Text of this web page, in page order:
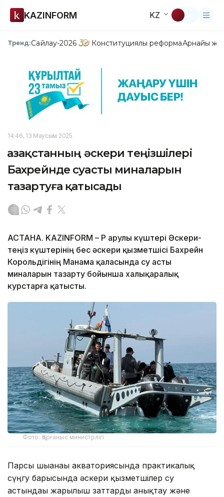
KAZINFORM KZ
Тренд:Сайлау-2026 Конституциялық реформаАрнайы
14:46, 13 Маусым 2025
Қазақстанның әскери теңізшілері
Бахрейнде суасты миналарын
тазартуға қатысады
АСТАНА. KAZINFORM – ҚР Қарулы күштері Әскери-
теңіз күштерінің бес әскери қызметшісі Бахрейн
Корольдігінің Манама қаласында су асты
миналарын тазарту бойынша халықаралық
курстарға қатысты.
Фото: Қорғаныс министрлігі
Парсы шығанағы акваториясында практикалық
сүңгу барысында әскери қызметшілер су
астындағы жарылғыш заттарды анықтау және